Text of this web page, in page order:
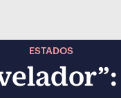
ESTADOS